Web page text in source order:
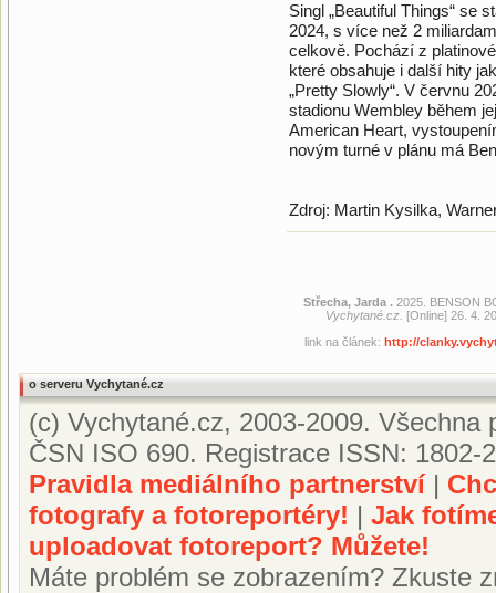
Singl „Beautiful Things“ se
2024, s více než 2
celkově. Pochází z
které obsahuje i další hity
„Pretty Slowly“. V červnu
stadionu Wembley během
American Heart,
novým turné v plánu má
Zdroj: Martin Kysilka,
Střecha, Jarda . 2025. BENSON
Vychytané.cz. [Online] 26. 4.
link na článek: http://
o serveru Vychytané.cz
(c) Vychytané.cz, 2003-2009.
ČSN ISO 690. Registrace ISSN: 1802-
Pravidla mediálního partnerství|
fotografy a fotoreportéry! | Jak
uploadovat fotoreport? Můžete!
Máte problém se zobrazením? Zkuste